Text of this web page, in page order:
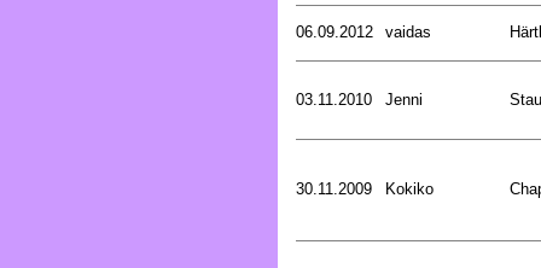
06.09.2012 vaidas
03.11.2010 Jenni
30.11.2009 Kokiko